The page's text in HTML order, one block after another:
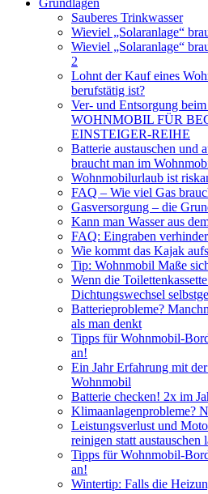
Sauberes Trinkwasser
Wieviel „Solaranlage“
Wieviel „Solaranlage“
2
Lohnt der Kauf eines
berufstätig ist?
Ver- und Entsorgung
WOHNMOBIL FÜR
EINSTEIGER-REIHE
Batterie austauschen und
braucht man im
Wohnmobilurlaub ist
FAQ – Wie viel Gas
Gasversorgung – die
Kann man Wasser aus
FAQ: Eingraben
Wie kommt das Kajak
Tip: Wohnmobil Maße
Wenn die
Dichtungswechsel
Batterieprobleme?
als man denkt
Tipps für Wohnmobil-
an!
Ein Jahr Erfahrung mit
Wohnmobil
Batterie checken! 2x im
Klimaanlagenprobleme?
Leistungsverlust und
reinigen statt austauschen
Tipps für Wohnmobil-
an!
Wintertip: Falls die